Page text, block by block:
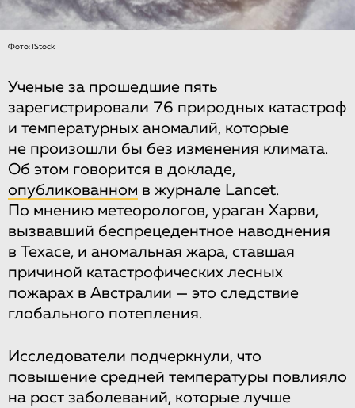
Фото: IStock
Ученые за прошедшие пять
зарегистрировали 76 природных катастроф
и температурных аномалий, которые
не произошли бы без изменения климата.
Об этом говорится в докладе,
опубликованном в журнале Lancet.
По мнению метеорологов, ураган Харви,
вызвавший беспрецедентное наводнения
в Техасе, и аномальная жара, ставшая
причиной катастрофических лесных
пожарах в Австралии — это следствие
глобального потепления.
Исследователи подчеркнули, что
повышение средней температуры повлияло
на рост заболеваний, которые лучше